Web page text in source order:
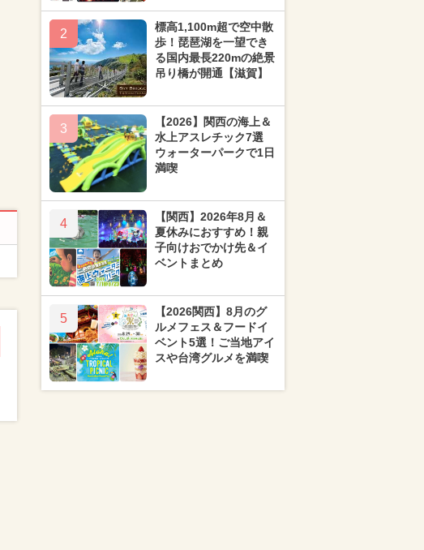
2
標高1,100m超で空中散
歩！琵琶湖を一望でき
る国内最長220mの絶景
吊り橋が開通【滋賀】
3
【2026】関西の海上＆
水上アスレチック7選
ウォーターパークで1日
満喫
4
【関西】2026年8月＆
夏休みにおすすめ！親
子向けおでかけ先＆イ
ベントまとめ
5
【2026関西】8月のグ
ルメフェス＆フードイ
ベント5選！ご当地アイ
スや台湾グルメを満喫